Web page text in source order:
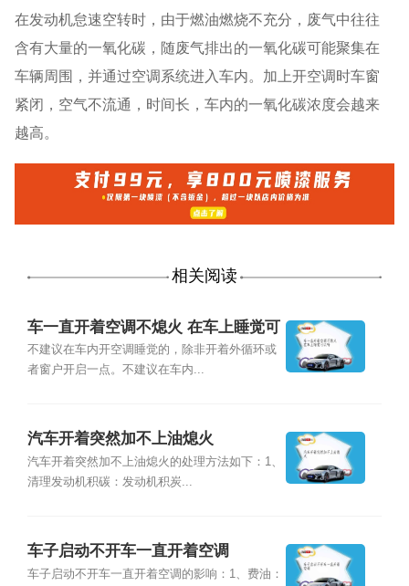
在发动机怠速空转时，由于燃油燃烧不充分，废气中往往
含有大量的一氧化碳，随废气排出的一氧化碳可能聚集在
车辆周围，并通过空调系统进入车内。加上开空调时车窗
紧闭，空气不流通，时间长，车内的一氧化碳浓度会越来
越高。
相关阅读
车一直开着空调不熄火 在车上睡觉可
以吗
不建议在车内开空调睡觉的，除非开着外循环或
者窗户开启一点。不建议在车内...
汽车开着突然加不上油熄火
汽车开着突然加不上油熄火的处理方法如下：1、
清理发动机积碳：发动机积炭...
车子启动不开车一直开着空调
车子启动不开车一直开着空调的影响：1、费油：